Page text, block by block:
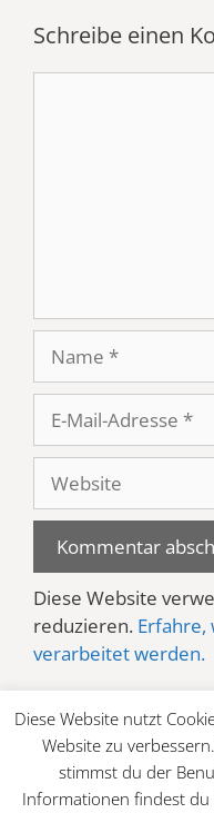
Schreibe einen
Mail-
Adresse
Website
Diese Website
reduzieren. Erfahre,
verarbeitet werden.
Diese Website nutzt
Website zu
stimmst du der
Informationen findest du